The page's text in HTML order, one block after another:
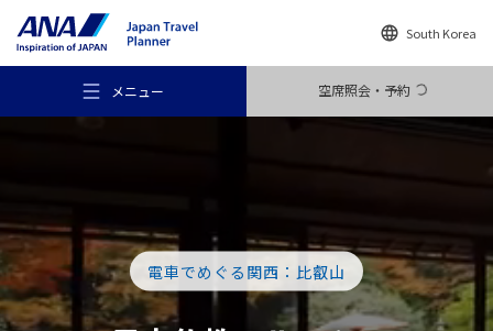
South Korea
メニュー 空席照会・予約
おすすめの旅電車でめぐる関西：比叡山